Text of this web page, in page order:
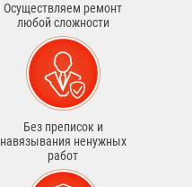
Осуществляем ремонт
любой сложности
Без преписок и
навязывания ненужных
работ